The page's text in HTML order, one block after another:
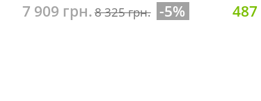
7 909 грн.8 325 грн. -5%